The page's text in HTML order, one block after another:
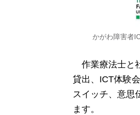
かがわ障害者
作業療法士と
貸出、ICT体験
スイッチ、意思
ます。